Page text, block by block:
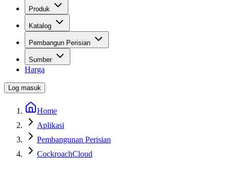
Produk
Katalog
Pembangun Perisian
Sumber
Harga
Log masuk
Home
Aplikasi
Pembangunan Perisian
CockroachCloud